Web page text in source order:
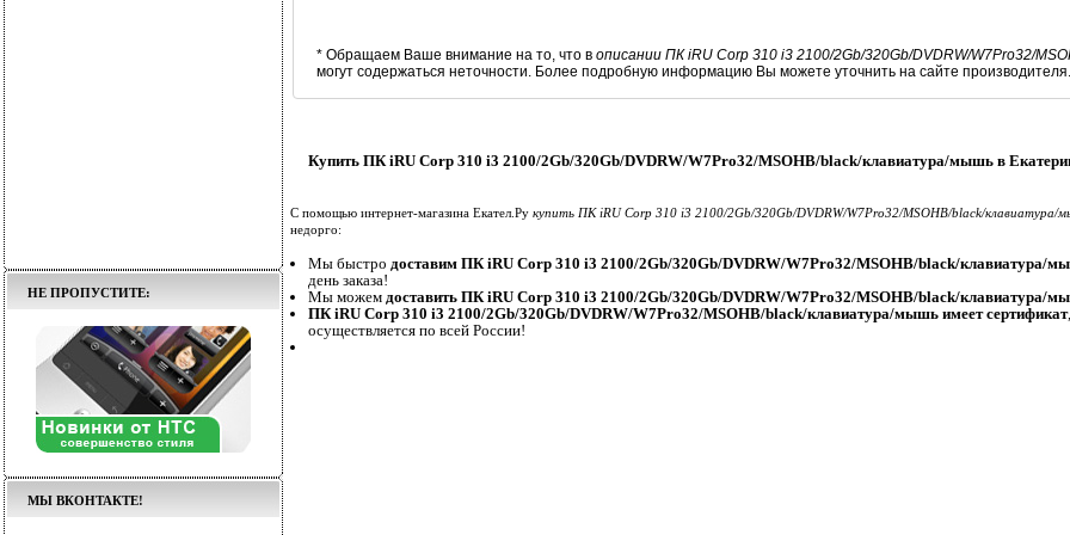
НЕ ПРОПУСТИТЕ:
МЫ ВКОНТАКТЕ!
* Обращаем Ваше внимание на то, что вописании ПК iRU Corp 310 i3 2100/2Gb/320Gb/DVDRW/W7Pro32/
могут содержаться неточности. Более подробную информацию Вы можете уточнить на сайте
Купить ПК iRU Corp 310 i3 2100/2Gb/320Gb/DVDRW/W7Pro32/MSOHB/black/клавиатура/мышь в
С помощью интернет-магазина Екател.Ру купить ПК iRU Corp 310 i3 2100/2Gb/320Gb/DVDRW/W7Pro32/MSOHB/black/клавиатура/
недорго:
Мы быстро доставим ПК iRU Corp 310 i3 2100/2Gb/320Gb/DVDRW/W7Pro32/MSOHB/black/клавиатура/
день заказа!
Мы можем доставить ПК iRU Corp 310 i3 2100/2Gb/320Gb/DVDRW/W7Pro32/MSOHB/black/клавиатура/
ПК iRU Corp 310 i3 2100/2Gb/320Gb/DVDRW/W7Pro32/MSOHB/black/клавиатура/мышь имеет сертификат
осуществляется по всей России!